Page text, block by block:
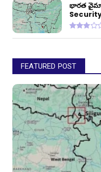
భారత
FEATURED POST